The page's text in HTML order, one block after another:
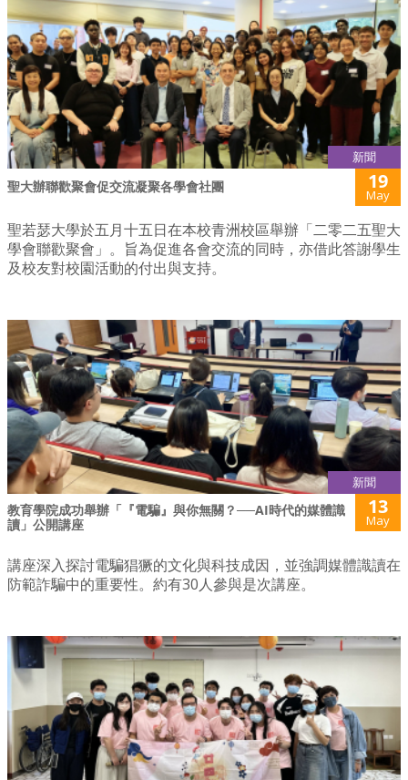
新聞
聖大辦聯歡聚會促交流凝聚各學會社團 19
May
聖若瑟大學於五月十五日在本校青洲校區舉辦「二零二五聖大
學會聯歡聚會」。旨為促進各會交流的同時，亦借此答謝學生
及校友對校園活動的付出與支持。
新聞
教育學院成功舉辦「『電騙』與你無關？──AI時代的媒體識
讀」公開講座
13
May
講座深入探討電騙猖獗的文化與科技成因，並強調媒體識讀在
防範詐騙中的重要性。約有30人參與是次講座。